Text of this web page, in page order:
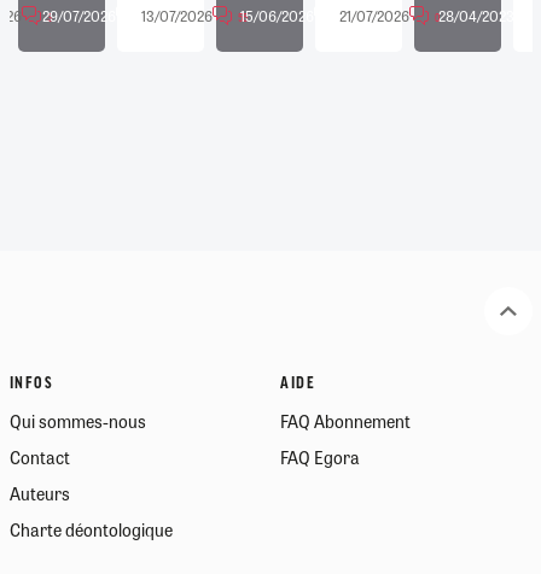
3
29/07/2026 813/07/2026 5515/06/2026 26
21/07/2026 028/04/2023
INFOS
Qui sommes-nous
Contact
Auteurs
Charte déontologique
AIDE
FAQ Abonnement
FAQ Egora